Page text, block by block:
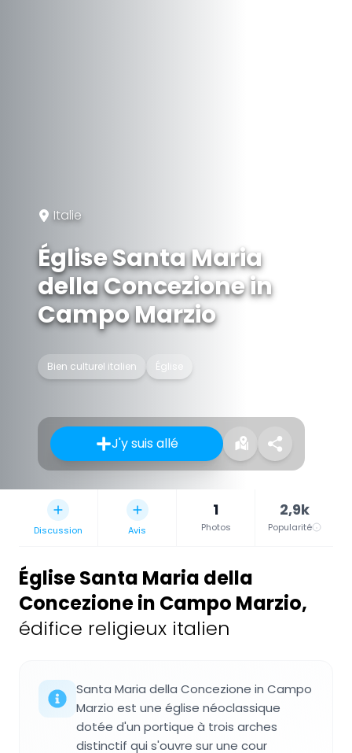
Italie
Église Santa Maria
della Concezione in
Campo Marzio
Bien culturel italien Église
J'y suis allé
Discussion Avis
1
Photos
2,9k
Popularité
Église Santa Maria della
Concezione in Campo Marzio,
édifice religieux italien
Santa Maria della Concezione in Campo
Marzio est une église néoclassique
dotée d'un portique à trois arches
distinctif qui s'ouvre sur une cour